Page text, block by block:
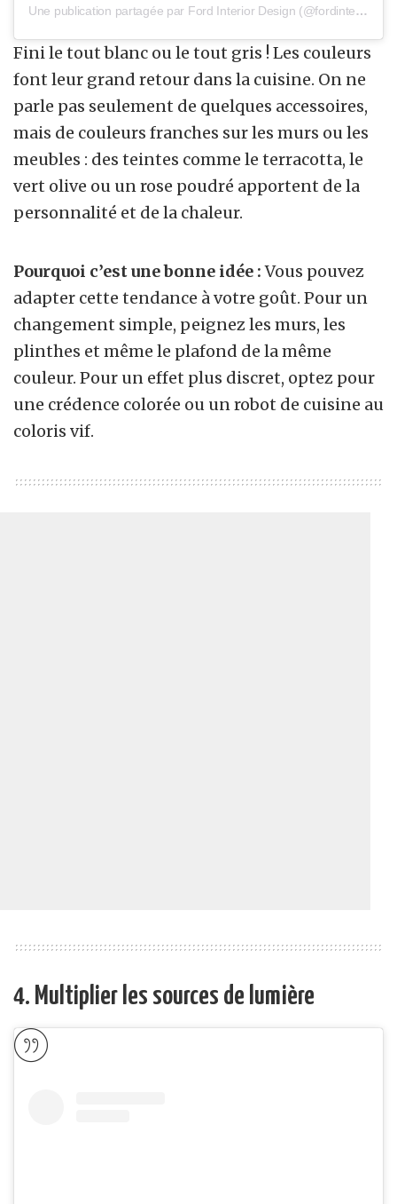
Une publication partagée par Ford Interior Design (@fordinteriordesign)
Fini le tout blanc ou le tout gris ! Les couleurs
font leur grand retour dans la cuisine. On ne
parle pas seulement de quelques accessoires,
mais de couleurs franches sur les murs ou les
meubles : des teintes comme le terracotta, le
vert olive ou un rose poudré apportent de la
personnalité et de la chaleur.
Pourquoi c’est une bonne idée :Vous pouvez
adapter cette tendance à votre goût. Pour un
changement simple, peignez les murs, les
plinthes et même le plafond de la même
couleur. Pour un effet plus discret, optez pour
une crédence colorée ou un robot de cuisine au
coloris vif.
4. Multiplier les sources de lumière